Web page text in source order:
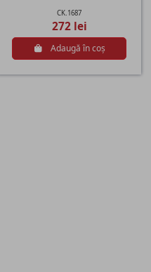
CK.1687
272 lei
Adaugă în coș